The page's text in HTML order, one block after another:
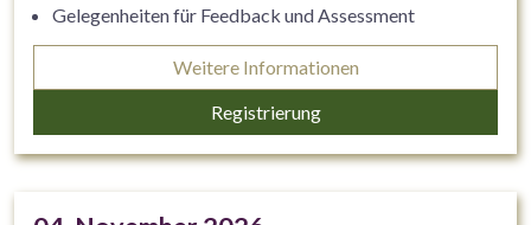
Gelegenheiten für Feedback und Assessment
identifizieren und nutzen
Feedback und Assessment als wichtiges Tool für die
Entrustable Professional Activities)
Weitere Informationen
Registrierung